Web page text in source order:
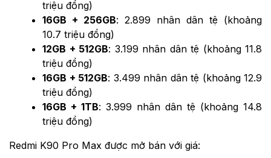
triệu đồng)
16GB + 256GB: 2.899 nhân dân tệ (khoảng
10.7 triệu đồng)
12GB + 512GB: 3.199 nhân dân tệ (khoảng 11.8
triệu đồng)
16GB + 512GB: 3.499 nhân dân tệ (khoảng 12.9
triệu đồng)
16GB + 1TB: 3.999 nhân dân tệ (khoảng 14.8
triệu đồng)
Redmi K90 Pro Max được mở bán với giá: